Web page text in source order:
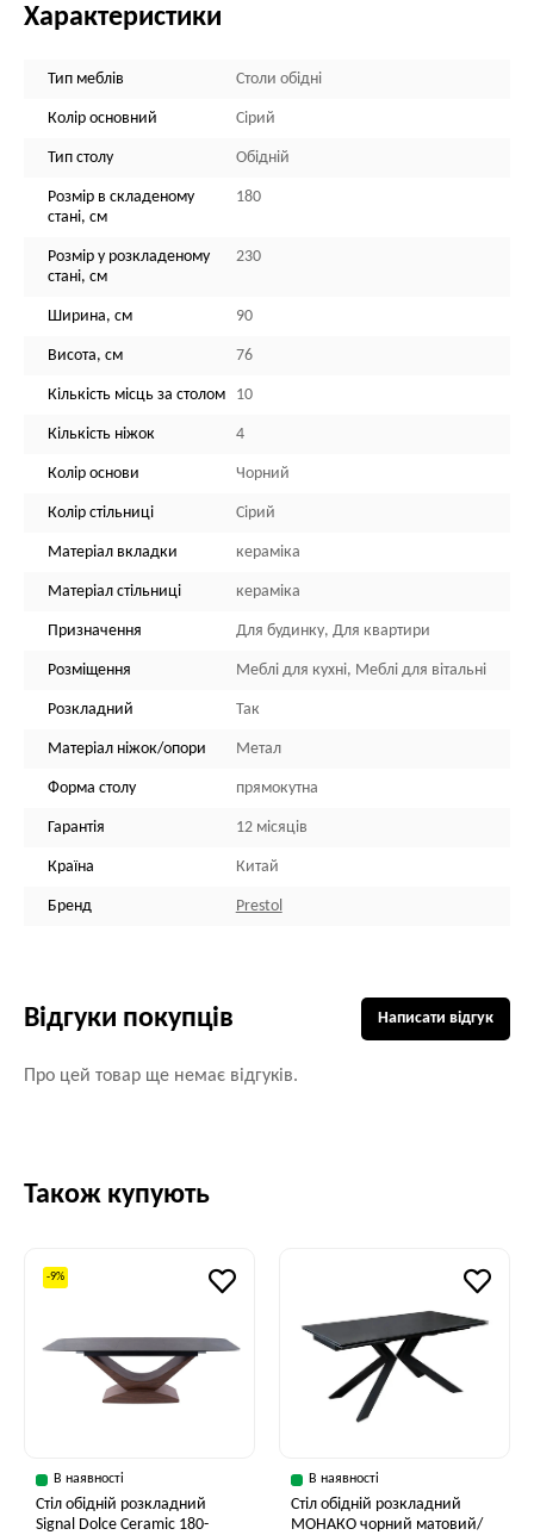
Характеристики
Тип меблів Столи обідні
Колір основний Сірий
Тип столу Обідній
Розмір в складеному
стані, см
180
Розмір у розкладеному
стані, см
230
Ширина, см 90
Висота, см 76
Кількість місць за столом 10
Кількість ніжок 4
Колір основи Чорний
Колір стільниці Сірий
Матеріал вкладки кераміка
Матеріал стільниці кераміка
Призначення Для будинку, Для квартири
Розміщення Меблі для кухні, Меблі для вітальні
Розкладний Так
Матеріал ніжок/опори Метал
Форма столу прямокутна
Гарантія 12 місяців
Країна Китай
Бренд Prestol
Відгуки покупців
Про цей товар ще немає відгуків.
Написати відгук
Також купують
-9%
В наявності
Стіл обідній розкладний
Signal Dolce Ceramic 180-
В наявності
Стіл обідній розкладний
МОНАКО чорний матовий/